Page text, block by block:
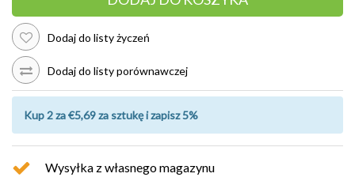
Dodaj do listy życzeń
Dodaj do listy porównawczej
Kup 2 za €5,69 za sztukę i zapisz 5%
Wysyłka z własnego magazynu